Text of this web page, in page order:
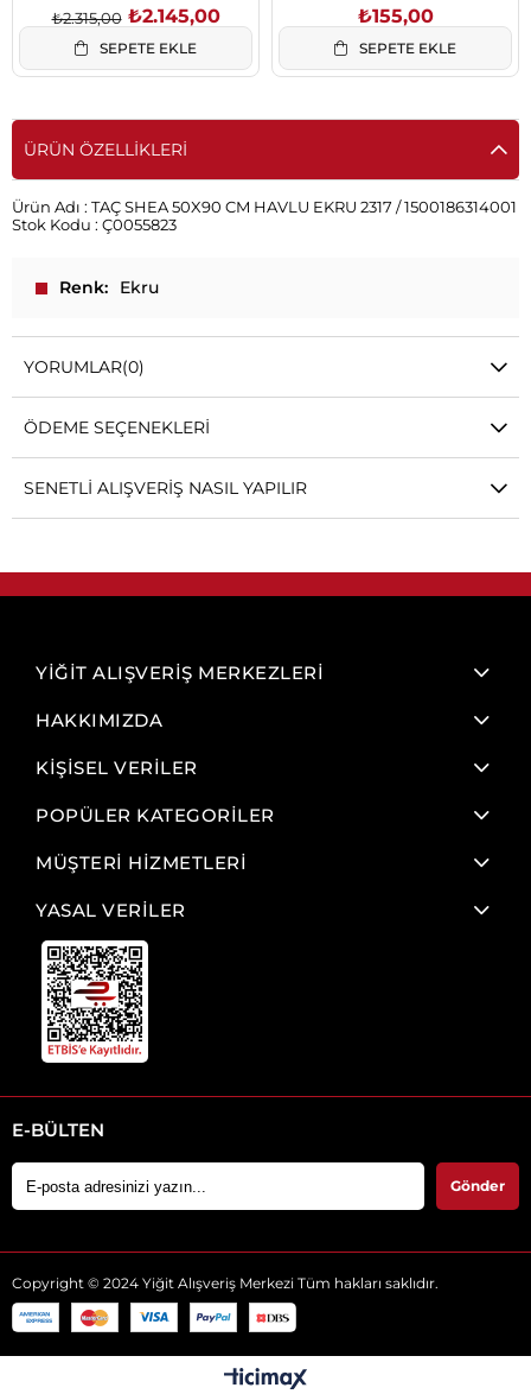
₺2.145,00
₺2.315,00
SEPETE EKLE
₺155,00
SEPETE EKLE
ÜRÜN ÖZELLIKLERI
Ürün Adı : TAÇ SHEA 50X90 CM HAVLU EKRU 2317 / 1500186314001
Stok Kodu : Ç0055823
Renk Ekru
YORUMLAR(0)
ÖDEME SEÇENEKLERI
SENETLI ALIŞVERIŞ NASIL YAPILIR
YİĞİT ALIŞVERİŞ MERKEZLERİ
HAKKIMIZDA
KİŞİSEL VERİLER
POPÜLER KATEGORİLER
MÜŞTERİ HİZMETLERİ
YASAL VERİLER
E-BÜLTEN
Gönder
Copyright © 2024 Yiğit Alışveriş Merkezi Tüm hakları saklıdır.